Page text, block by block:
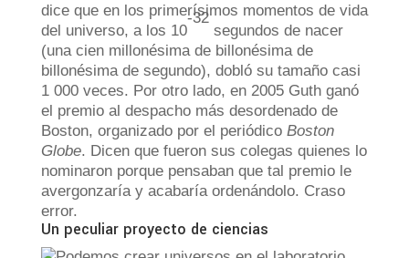
dice que en los primerísimos momentos de vida
del universo, a los 10
-32
segundos de nacer
(una cien millonésima de billonésima de
billonésima de segundo), dobló su tamaño casi
1 000 veces. Por otro lado, en 2005 Guth ganó
el premio al despacho más desordenado de
Boston, organizado por el periódico Boston
Globe. Dicen que fueron sus colegas quienes lo
nominaron porque pensaban que tal premio le
avergonzaría y acabaría ordenándolo. Craso
error.
Un peculiar proyecto de ciencias